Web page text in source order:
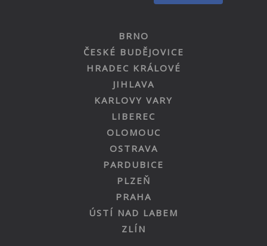
BRNO
ČESKÉ BUDĚJOVICE
HRADEC KRÁLOVÉ
JIHLAVA
KARLOVY VARY
LIBEREC
OLOMOUC
OSTRAVA
PARDUBICE
PLZEŇ
PRAHA
ÚSTÍ NAD LABEM
ZLÍN